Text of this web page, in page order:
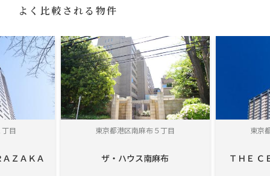
よく比較される物件
目
ＺＡＫＡ
東京都港区南麻布５丁目
ザ・ハウス南麻布
東京
ＴＨＥ Ｃ